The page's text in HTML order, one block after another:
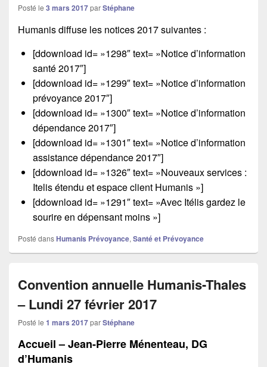
Posté le 3 mars 2017parStéphane
Humanis diffuse les notices 2017 suivantes :
[ddownload id= »1298″ text= »Notice d’information
santé 2017″]
[ddownload id= »1299″ text= »Notice d’information
prévoyance 2017″]
[ddownload id= »1300″ text= »Notice d’information
dépendance 2017″]
[ddownload id= »1301″ text= »Notice d’information
assistance dépendance 2017″]
[ddownload id= »1326″ text= »Nouveaux services :
Itelis étendu et espace client Humanis »]
[ddownload id= »1291″ text= »Avec Itélis gardez le
sourire en dépensant moins »]
Posté dansHumanis Prévoyance, Santé et Prévoyance
Convention annuelle Humanis-Thales
– Lundi 27 février 2017
Posté le 1 mars 2017parStéphane
Accueil – Jean-Pierre Ménenteau, DG
d’Humanis